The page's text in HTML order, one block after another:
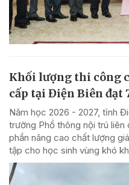
Khối lượng thi công
cấp tại Điện Biên đạt
Năm học 2026 - 2027, tỉnh
trường Phổ thông nội trú
phần nâng cao chất lượng
tập cho học sinh vùng khó